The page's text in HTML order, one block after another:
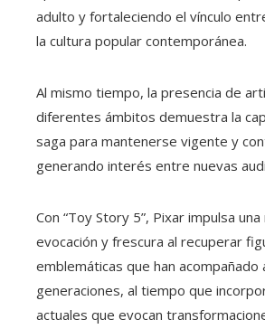
adulto y fortaleciendo el vínculo
la cultura popular contemporánea.
Al mismo tiempo, la presencia de
diferentes ámbitos demuestra la
saga para mantenerse vigente y
generando interés entre nuevas
Con “Toy Story 5”, Pixar impulsa
evocación y frescura al recuperar
emblemáticas que han acompañado
generaciones, al tiempo que
actuales que evocan